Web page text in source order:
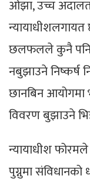
ओझा, उच्च
छलफलले कुनै पनि
नबुझाउने निष्कर्ष
छानबिन आयोगमा
विवरण बुझाउने
न्यायाधीश
पुग्नुमा संविधानको